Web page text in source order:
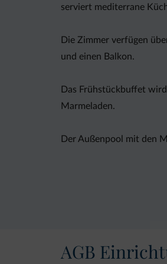
serviert mediterrane
Die Zimmer verfügen
und einen Balkon.
Das Frühstückbuffet
Marmeladen.
Der Außenpool mit den
AGB